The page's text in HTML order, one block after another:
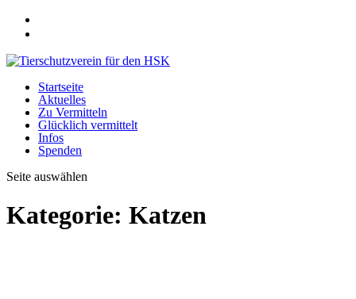
Startseite
Aktuelles
Zu Vermitteln
Glücklich vermittelt
Infos
Spenden
Seite auswählen
Kategorie: Katzen